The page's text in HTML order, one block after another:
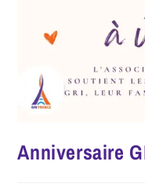
Anniversaire